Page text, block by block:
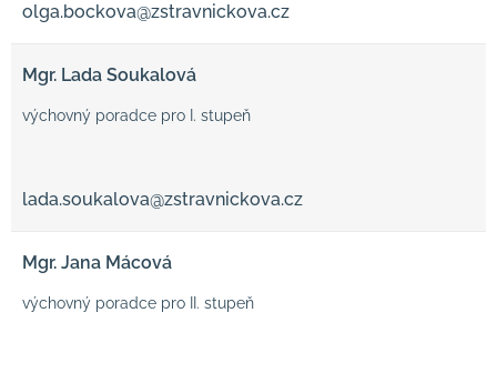
olga.bockova@zstravnickova.cz
Mgr. Lada Soukalová
výchovný poradce pro I. stupeň
lada.soukalova@zstravnickova.cz
Mgr. Jana Mácová
výchovný poradce pro II. stupeň